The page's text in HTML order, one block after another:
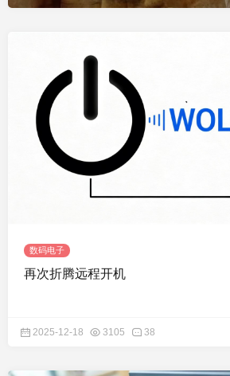
数码电子
再次折腾远程开机
2025-12-18 3105 38